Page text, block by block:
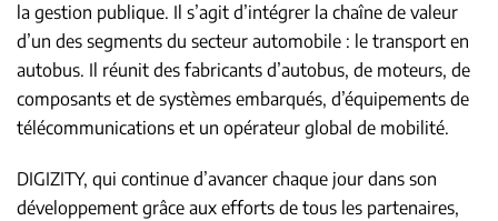
la gestion publique. Il s’agit d’intégrer la chaîne de valeur
d’un des segments du secteur automobile : le transport en
autobus. Il réunit des fabricants d’autobus, de moteurs, de
composants et de systèmes embarqués, d’équipements de
télécommunications et un opérateur global de mobilité.
DIGIZITY, qui continue d’avancer chaque jour dans son
développement grâce aux efforts de tous les partenaires,